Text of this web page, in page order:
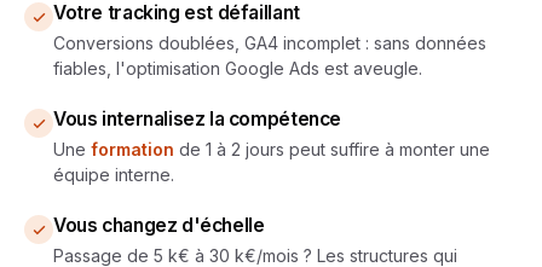
Votre tracking est défaillant
Conversions doublées, GA4 incomplet : sans données
fiables, l'optimisation Google Ads est aveugle.
Vous internalisez la compétence
Une formation de 1 à 2 jours peut suffire à monter une
équipe interne.
Vous changez d'échelle
Passage de 5 k€ à 30 k€/mois ? Les structures qui